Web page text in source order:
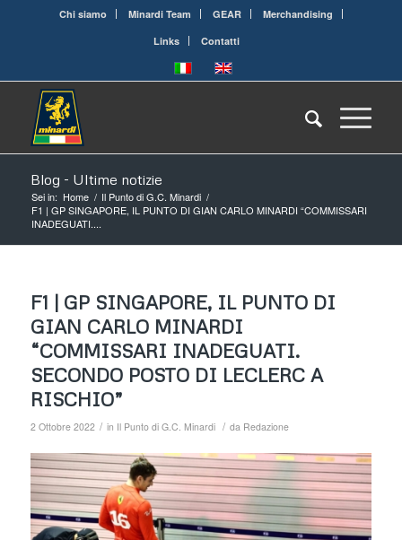
Chi siamo Minardi Team GEAR
Merchandising
Links
Contatti
Blog - Ultime notizie
Sei in: Home / Il Punto di G.C. Minardi /
F1 | GP SINGAPORE, IL PUNTO DI GIAN CARLO MINARDI “COMMISSARI
INADEGUATI....
F1 | GP SINGAPORE, IL PUNTO DI
GIAN CARLO MINARDI
“COMMISSARI INADEGUATI.
SECONDO POSTO DI LECLERC A
RISCHIO”
2 Ottobre 2022 / in Il Punto di G.C. Minardi / da Redazione